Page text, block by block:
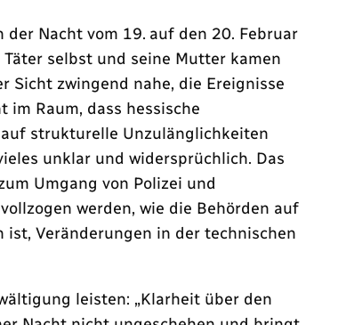
Nacht vom 19. auf den 20. Februar
selbst und seine Mutter kamen
Sicht zwingend nahe, die Ereignisse
Raum, dass hessische
strukturelle Unzulänglichkeiten
unklar und widersprüchlich. Das
Umgang von Polizei und
werden, wie die Behörden auf
Veränderungen in der technischen
leisten: „Klarheit über den